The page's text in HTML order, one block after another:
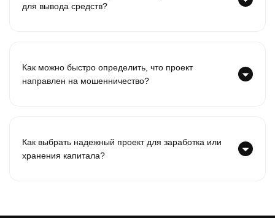
для вывода средств?
Как можно быстро определить, что проект
направлен на мошенничество?
Как выбрать надежный проект для заработка или
хранения капитала?